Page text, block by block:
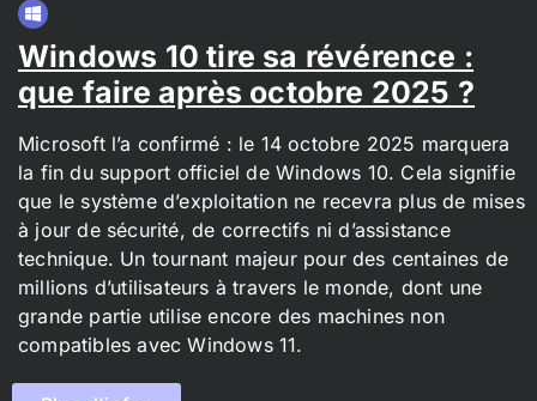
Windows 10 tire sa révérence :
que faire après octobre 2025 ?
Microsoft l’a confirmé : le 14 octobre 2025 marquera
la fin du support officiel de Windows 10. Cela signifie
que le système d’exploitation ne recevra plus de mises
à jour de sécurité, de correctifs ni d’assistance
technique. Un tournant majeur pour des centaines de
millions d’utilisateurs à travers le monde, dont une
grande partie utilise encore des machines non
compatibles avec Windows 11.